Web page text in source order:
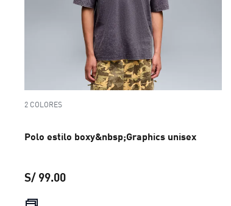
2 COLORES
Polo estilo boxy&nbsp;Graphics unisex
S/ 99.00